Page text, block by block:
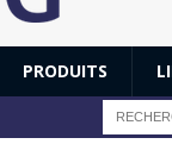
PRODUITS